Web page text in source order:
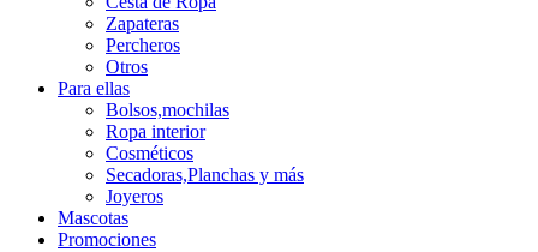
Zapateras
Percheros
Otros
Para ellas
Bolsos,mochilas
Ropa interior
Cosméticos
Secadoras,Planchas y más
Joyeros
Mascotas
Promociones